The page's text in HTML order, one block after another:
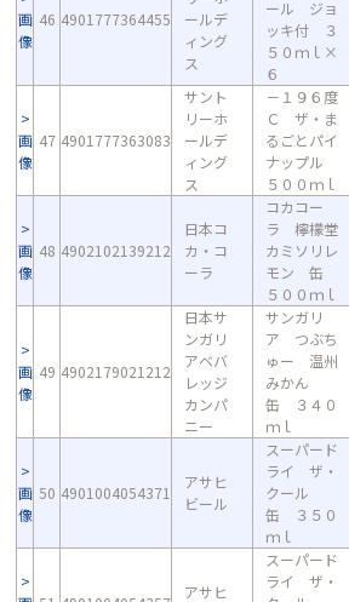
画
像
46 4901777364455
ールデ
ィング
ス
ール ジョ
ッキ付 ３
５０ｍｌ×
６
画
像
47 4901777363083
サント
リーホ
ールデ
ィング
ス
－１９６度
Ｃ ザ・ま
るごとパイ
ナップル
５００ｍｌ
画
像
48 4902102139212
日本コ
カ・コ
ーラ
コカコー
ラ 檸檬堂
カミソリレ
モン 缶
５００ｍｌ
画
像
49 4902179021212
日本サ
ンガリ
アベバ
レッジ
カンパ
ニー
サンガリ
ア つぶち
ゅー 温州
みかん
缶 ３４０
ｍｌ
画
像
50 4901004054371
アサヒ
ビール
スーパード
ライ ザ・
クール
缶 ３５０
ｍｌ
アサヒ
スーパード
ライ ザ・